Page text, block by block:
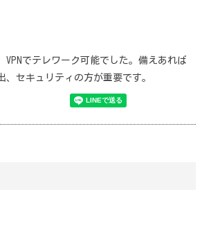
でテレワーク可能でした。備えあれば
セキュリティの方が重要です。